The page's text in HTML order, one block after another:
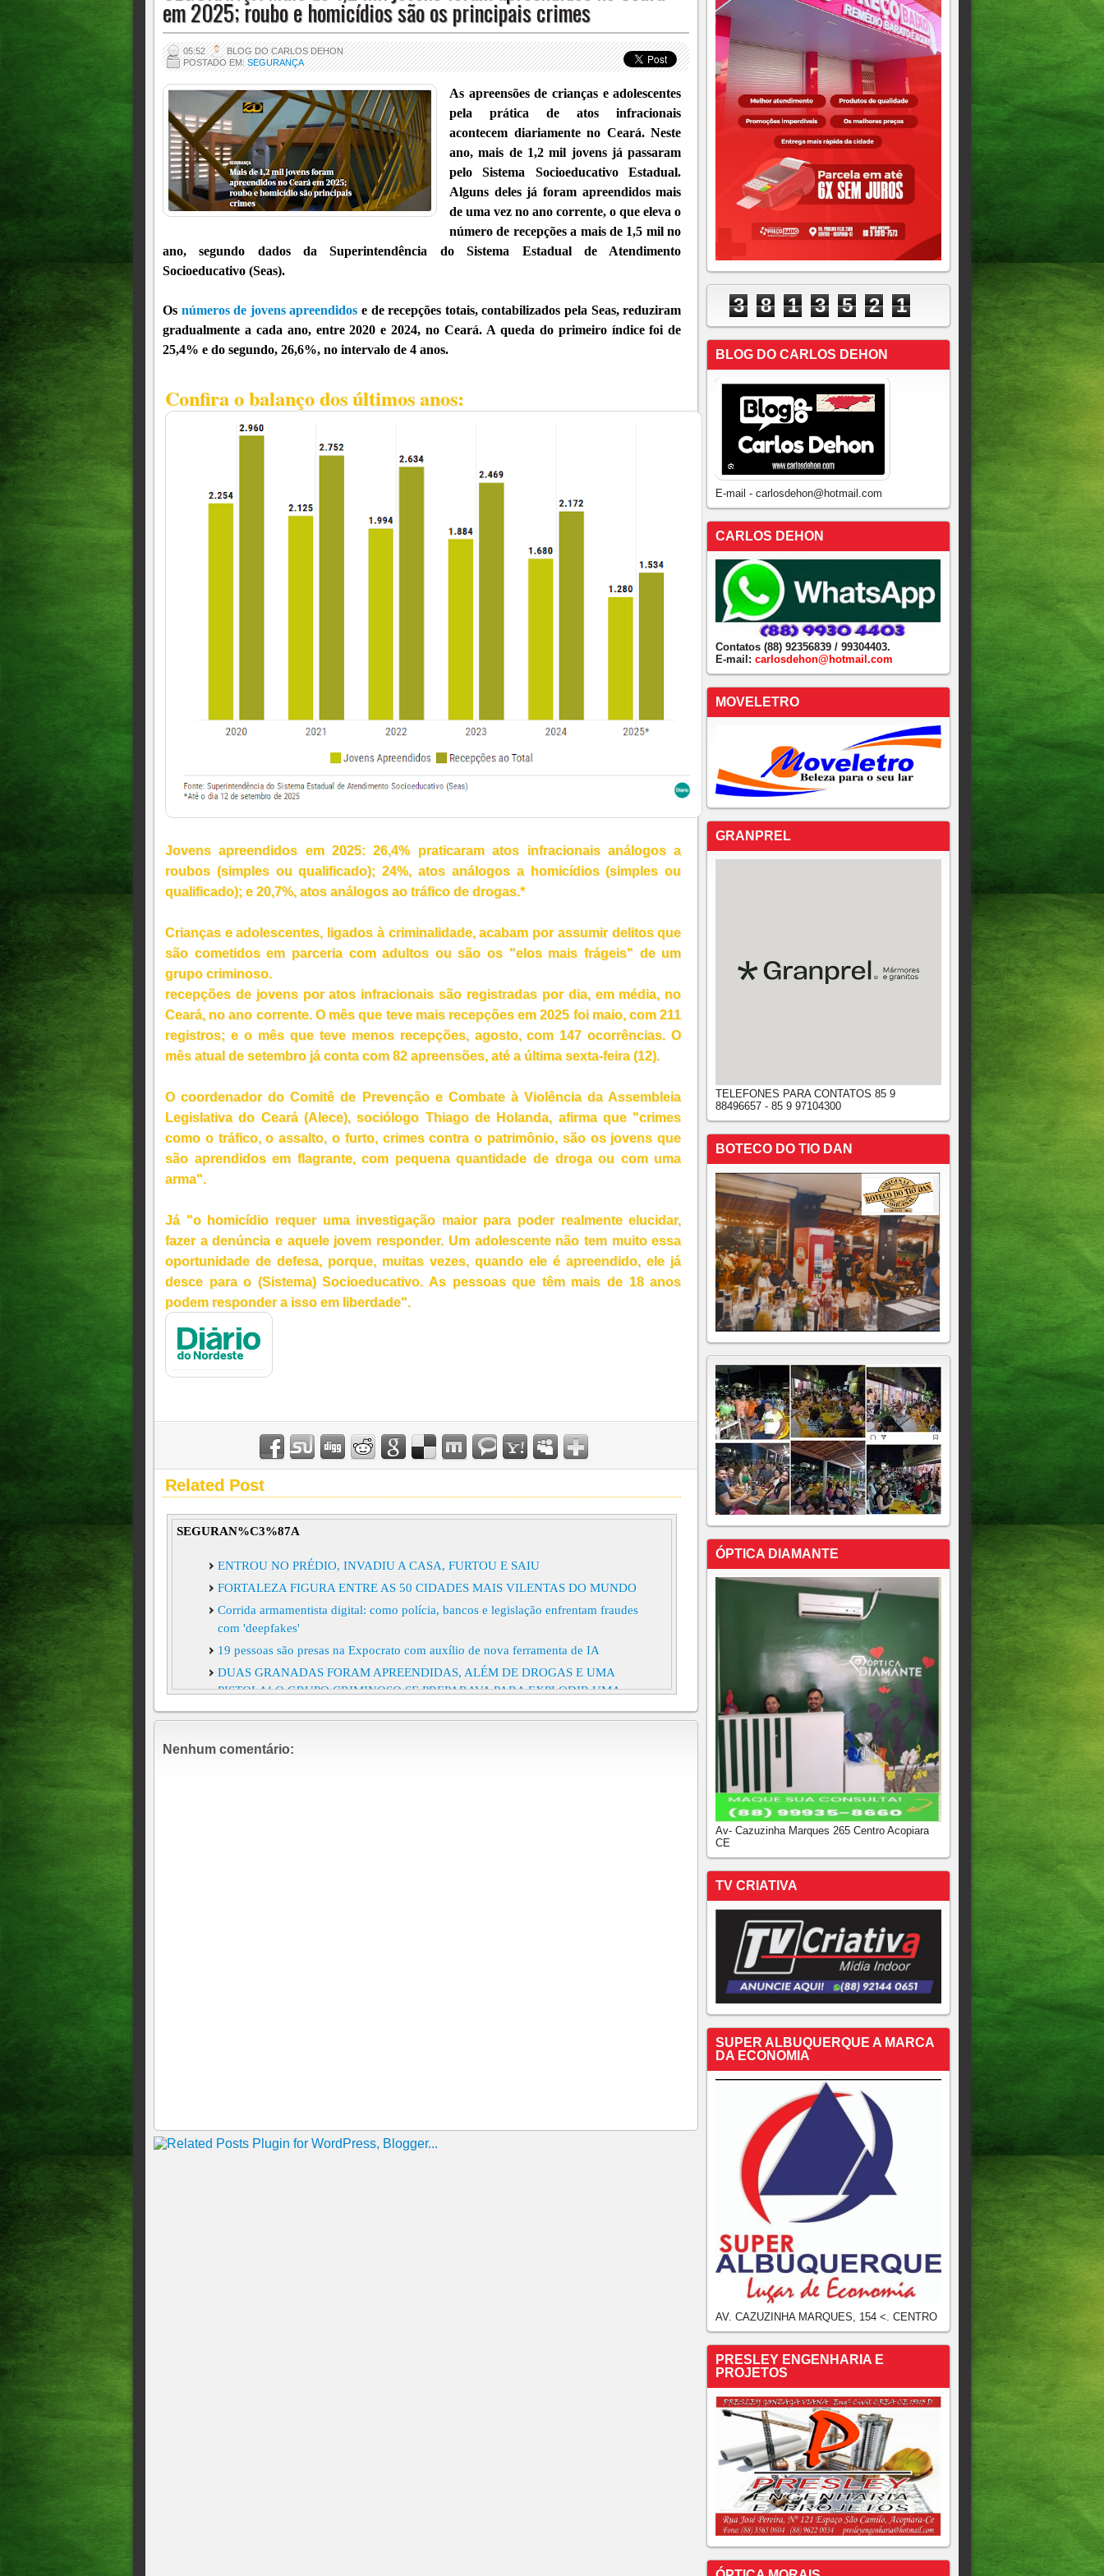
em 2025; roubo e homicídios são os principais crimes
05:52
BLOG DO CARLOS DEHON
POSTADO EM:SEGURANÇA
As apreensões de crianças e adolescentes
pela prática de atos infracionais
acontecem diariamente no Ceará. Neste
ano, mais de 1,2 mil jovens já passaram
pelo Sistema Socioeducativo Estadual.
Alguns deles já foram apreendidos mais
de uma vez no ano corrente, o que eleva o
número de recepções a mais de 1,5 mil no
ano, segundo dados da Superintendência do Sistema Estadual de Atendimento
Socioeducativo (Seas).
Os números de jovens apreendidos e de recepções totais, contabilizados pela Seas, reduziram
gradualmente a cada ano, entre 2020 e 2024, no Ceará. A queda do primeiro índice foi de
25,4% e do segundo, 26,6%, no intervalo de 4 anos.
Confira o balanço dos últimos anos:
Jovens apreendidos em 2025: 26,4% praticaram atos infracionais análogos a
roubos (simples ou qualificado); 24%, atos análogos a homicídios (simples ou
qualificado); e 20,7%, atos análogos ao tráfico de drogas.*
Crianças e adolescentes, ligados à criminalidade, acabam por assumir delitos que
são cometidos em parceria com adultos ou são os "elos mais frágeis" de um
grupo criminoso.
recepções de jovens por atos infracionais são registradas por dia, em média, no
Ceará, no ano corrente. O mês que teve mais recepções em 2025 foi maio, com 211
registros; e o mês que teve menos recepções, agosto, com 147 ocorrências. O
mês atual de setembro já conta com 82 apreensões, até a última sexta-feira (12).
O coordenador do Comitê de Prevenção e Combate à Violência da Assembleia
Legislativa do Ceará (Alece), sociólogo Thiago de Holanda, afirma que "crimes
como o tráfico, o assalto, o furto, crimes contra o patrimônio, são os jovens que
são aprendidos em flagrante, com pequena quantidade de droga ou com uma
arma".
Já "o homicídio requer uma investigação maior para poder realmente elucidar,
fazer a denúncia e aquele jovem responder. Um adolescente não tem muito essa
oportunidade de defesa, porque, muitas vezes, quando ele é apreendido, ele já
desce para o (Sistema) Socioeducativo. As pessoas que têm mais de 18 anos
podem responder a isso em liberdade".
Related Post
SEGURAN%C3%87A
ENTROU NO PRÉDIO, INVADIU A CASA, FURTOU E SAIU
FORTALEZA FIGURA ENTRE AS 50 CIDADES MAIS VILENTAS DO MUNDO
Corrida armamentista digital: como polícia, bancos e legislação enfrentam fraudes
com 'deepfakes'
19 pessoas são presas na Expocrato com auxílio de nova ferramenta de IA
DUAS GRANADAS FORAM APREENDIDAS, ALÉM DE DROGAS E UMA
PISTOLA! O GRUPO CRIMINOSO SE PREPARAVA PARA EXPLODIR UMA
DELEGACIA EM VIÇOSA DO CEARÁ.
EXTREMO LESTE DO LITORAL DO CEARÁ
'Coroa', líder do CV no CE, será transferido para Presídio de Segurança Máxima,
12h59
Nenhum comentário:
3 8 1 3 5 2 1
BLOG DO CARLOS DEHON
E-mail - carlosdehon@hotmail.com
CARLOS DEHON
Contatos (88) 92356839 / 99304403.
E-mail: carlosdehon@hotmail.com
MOVELETRO
GRANPREL
TELEFONES PARA CONTATOS 85 9
88496657 - 85 9 97104300
BOTECO DO TIO DAN
ÓPTICA DIAMANTE
Av- Cazuzinha Marques 265 Centro Acopiara
CE
TV CRIATIVA
SUPER ALBUQUERQUE A MARCA
DA ECONOMIA
AV. CAZUZINHA MARQUES, 154 <. CENTRO
PRESLEY ENGENHARIA E
PROJETOS